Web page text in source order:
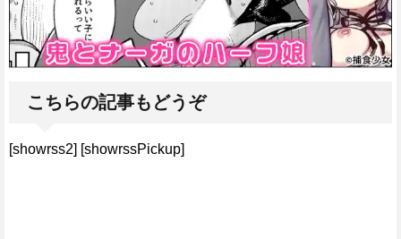
こちらの記事もどうぞ
[showrss2] [showrssPickup]